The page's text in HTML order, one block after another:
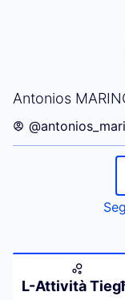
Antonios
L-Attività Tiegħi
L-Attività